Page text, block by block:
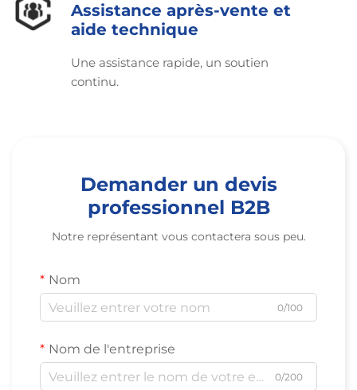
Assistance après-vente et
aide technique
Une assistance rapide, un soutien
continu.
Demander un devis
professionnel B2B
Notre représentant vous contactera sous peu.
Nom
0/100
Nom de l'entreprise
0/200